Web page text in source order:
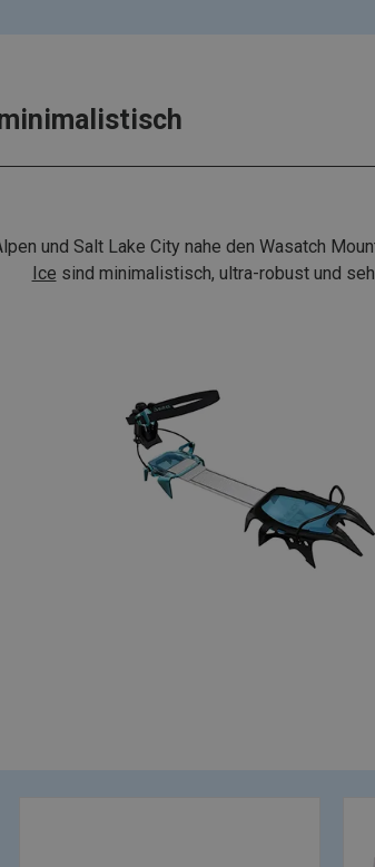
und Salt Lake City nahe den Wasatch
Ice sind minimalistisch, ultra-robust und